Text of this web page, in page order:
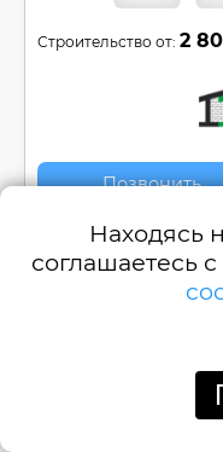
Строительство от: 2
Позвонить
Двухэтажный дом
спальнями №РБ-
Находясь
соглашаетесь с